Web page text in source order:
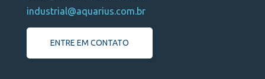
industrial@aquarius.com.br
ENTRE EM CONTATO